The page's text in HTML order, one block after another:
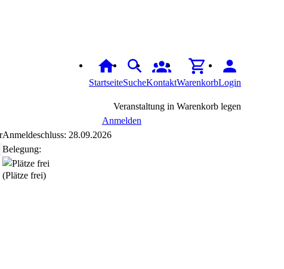
StartseiteSucheKontaktWarenkorbLogin
Veranstaltung in Warenkorb legen
Anmelden
Anmeldeschluss: 28.09.2026
Belegung:
(Plätze frei)